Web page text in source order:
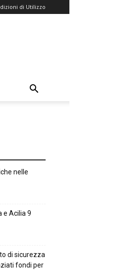
di Utilizzo
nelle
e Acilia 9
di sicurezza
fondi per